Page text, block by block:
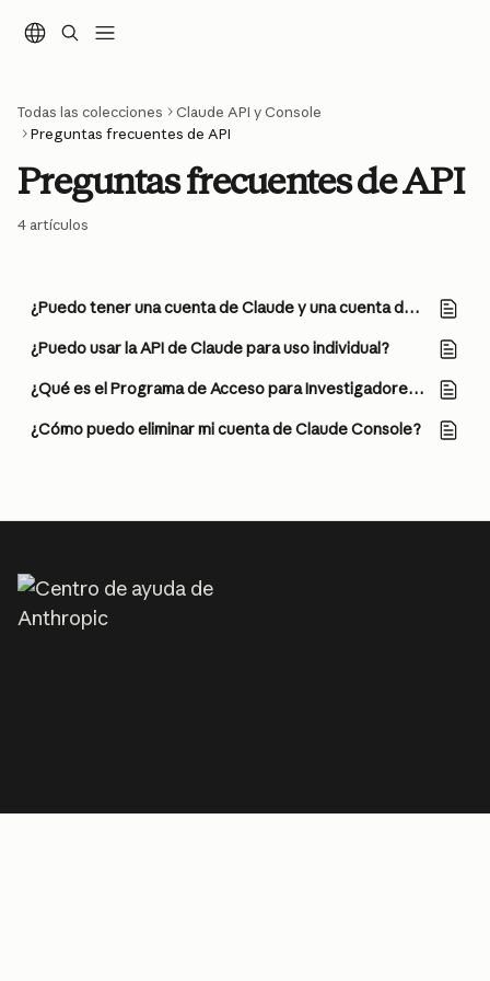
Todas las colecciones
Claude API y Console
Preguntas frecuentes de API
Preguntas frecuentes de API
4 artículos
¿Puedo tener una cuenta de Claude y una cuenta de Console?
¿Puedo usar la API de Claude para uso individual?
¿Qué es el Programa de Acceso para Investigadores Externos?
¿Cómo puedo eliminar mi cuenta de Claude Console?